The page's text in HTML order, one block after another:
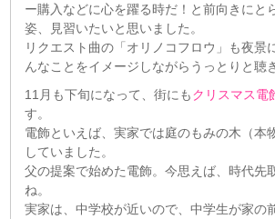
ー購入などに心を躍る時だ！と前向きにと
姿、見習いたいと思いました。
リクエスト曲の「オリノコフロウ」も夜景
んなことをイメージしながらうっとりと聴
11月も下旬になって、街にもクリスマス電
す。
電飾といえば、実家では庭のもみの木（本
していました。
父の提案で始めた電飾。今思えば、時代先
ね。
実家は、中学校が近いので、中学生が家の